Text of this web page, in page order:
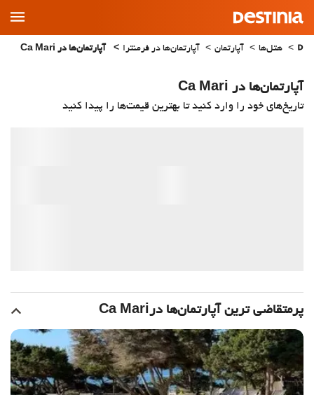
Main
Menu
هتل‌ها آپارتمان آپارتمان‌ها در فرمنترا آپارتمان‌ها در Ca Mari
آپارتمان‌ها در Ca Mari
تاریخ‌های خود را وارد کنید تا بهترین قیمت‌ها را پیدا کنید
پرمتقاضی ترین آپارتمان‌‌ها درCa Mari